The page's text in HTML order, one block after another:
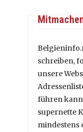
schreiben,
unsere
führen
supernette
mindestens